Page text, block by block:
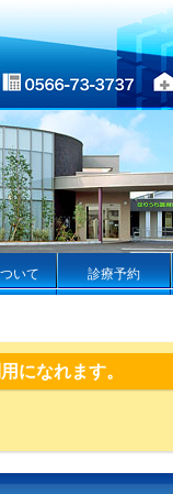
いて 診療予約
になれます。